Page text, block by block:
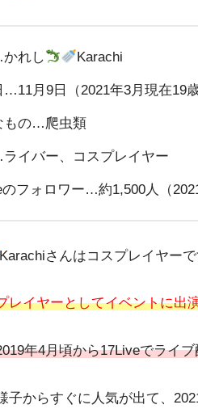
れし Karachi
月9日（2021年3月現在19歳
もの…爬虫類
イバー、コスプレイヤー
のフォロワー…約1,500人（
Karachiさんはコスプレイヤーで
レイヤーとしてイベントに出
年4月頃から17Liveでライ
子からすぐに人気が出て、